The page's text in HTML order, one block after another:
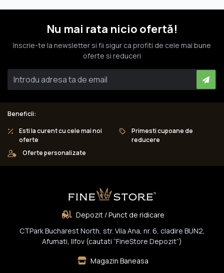
Nu mai rata nicio ofertă!
Inscrie-te la newsletter si fii sigur ca profiti de cele mai bune
oferte si reduceri
Beneficii:
Esti la curent cu cele mai noi
oferte
Primesti cupoane de
reducere
Oferte personalizate
Depozit / Punct de ridicare
CTPark Bucharest North, str. Vila Ana, nr. 6, cladire BUN2,
Afumati, Ilfov (cautati “FineStore Depozit”)
Magazin Baneasa